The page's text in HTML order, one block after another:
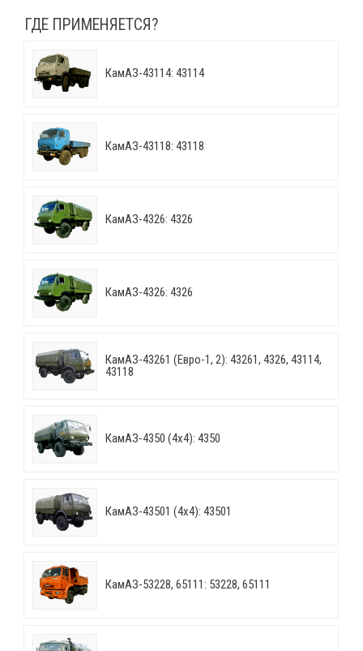
ГДЕ ПРИМЕНЯЕТСЯ?
КамАЗ-43114: 43114
КамАЗ-43118: 43118
КамАЗ-4326: 4326
КамАЗ-4326: 4326
КамАЗ-43261 (Евро-1, 2): 43261, 4326, 43114,
43118
КамАЗ-4350 (4х4): 4350
КамАЗ-43501 (4х4): 43501
КамАЗ-53228, 65111: 53228, 65111